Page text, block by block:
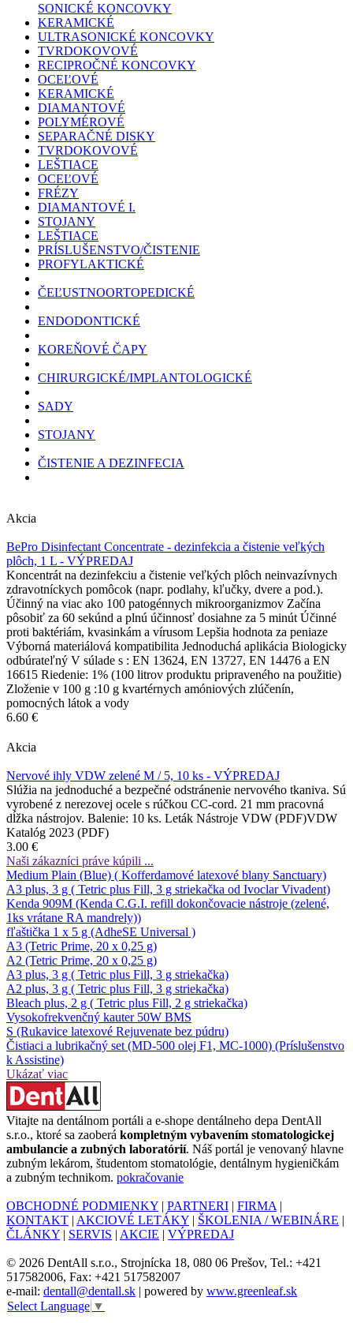
SONICKÉ KONCOVKY
KERAMICKÉ
ULTRASONICKÉ KONCOVKY
TVRDOKOVOVÉ
RECIPROČNÉ KONCOVKY
OCEĽOVÉ
KERAMICKÉ
DIAMANTOVÉ
POLYMÉROVÉ
SEPARAČNÉ DISKY
TVRDOKOVOVÉ
LEŠTIACE
OCEĽOVÉ
FRÉZY
DIAMANTOVÉ I.
STOJANY
LEŠTIACE
PRÍSLUŠENSTVO/ČISTENIE
PROFYLAKTICKÉ
ČEĽUSTNOORTOPEDICKÉ
ENDODONTICKÉ
KOREŇOVÉ ČAPY
CHIRURGICKÉ/IMPLANTOLOGICKÉ
SADY
STOJANY
ČISTENIE A DEZINFECIA
Akcia
BePro Disinfectant Concentrate - dezinfekcia a čistenie veľkých
plôch, 1 L - VÝPREDAJ
Koncentrát na dezinfekciu a čistenie veľkých plôch neinvazívnych
zdravotníckych pomôcok (napr. podlahy, kľučky, dvere a pod.).
Účinný na viac ako 100 patogénnych mikroorganizmov Začína
pôsobiť za 60 sekúnd a plnú účinnosť dosiahne za 5 minút Účinné
proti baktériám, kvasinkám a vírusom Lepšia hodnota za peniaze
Výborná materiálová kompatibilita Jednoduchá aplikácia Biologicky
odbúrateľný V súlade s : EN 13624, EN 13727, EN 14476 a EN
16615 Riedenie: 1% (100 litrov produktu pripraveného na použitie)
Zloženie v 100 g :10 g kvartérnych amóniových zlúčenín,
pomocných látok a vody
6.60 €
Akcia
Nervové ihly VDW zelené M / 5, 10 ks - VÝPREDAJ
Slúžia na jednoduché a bezpečné odstránenie nervového tkaniva. Sú
vyrobené z nerezovej ocele s rúčkou CC-cord. 21 mm pracovná
dĺžka nástrojov. Balenie: 10 ks. Leták Nástroje VDW (PDF)VDW
Katalóg 2023 (PDF)
3.00 €
Naši zákazníci práve kúpili ...
Medium Plain (Blue) ( Kofferdamové latexové blany Sanctuary)
A3 plus, 3 g ( Tetric plus Fill, 3 g striekačka od Ivoclar Vivadent)
Kenda 909M (Kenda C.G.I. refill dokončovacie nástroje (zelené,
1ks vrátane RA mandrely))
fľaštička 1 x 5 g (AdheSE Universal )
A3 (Tetric Prime, 20 x 0,25 g)
A2 (Tetric Prime, 20 x 0,25 g)
A3 plus, 3 g ( Tetric plus Fill, 3 g striekačka)
A2 plus, 3 g ( Tetric plus Fill, 3 g striekačka)
Bleach plus, 2 g ( Tetric plus Fill, 2 g striekačka)
Vysokofrekvenčný kauter 50W BMS
S (Rukavice latexové Rejuvenate bez púdru)
Čistiaci a lubrikačný set (MD-500 olej F1, MC-1000) (Príslušenstvo
k Assistine)
Ukázať viac
Vitajte na dentálnom portáli a e-shope dentálneho depa DentAll
s.r.o., ktoré sa zaoberá kompletným vybavením stomatologickej
ambulancie a zubných laboratórií. Náš portál je venovaný hlavne
zubným lekárom, študentom stomatológie, dentálnym hygieničkám
a zubným technikom. pokračovanie
OBCHODNÉ PODMIENKY | PARTNERI | FIRMA |
KONTAKT | AKCIOVÉ LETÁKY | ŠKOLENIA / WEBINÁRE |
ČLÁNKY | SERVIS | AKCIE | VÝPREDAJ
© 2026 DentAll s.r.o., Strojnícka 18, 080 06 Prešov, Tel.: +421
517582006, Fax: +421 517582007
e-mail: dentall@dentall.sk | powered by www.greenleaf.sk
Select Language ▼